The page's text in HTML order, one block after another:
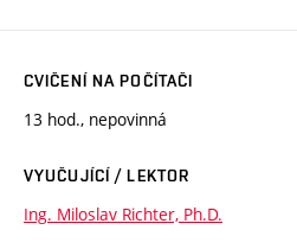
CVIČENÍ NA POČÍTAČI
13 hod., nepovinná
VYUČUJÍCÍ / LEKTOR
Ing. Miloslav Richter, Ph.D.